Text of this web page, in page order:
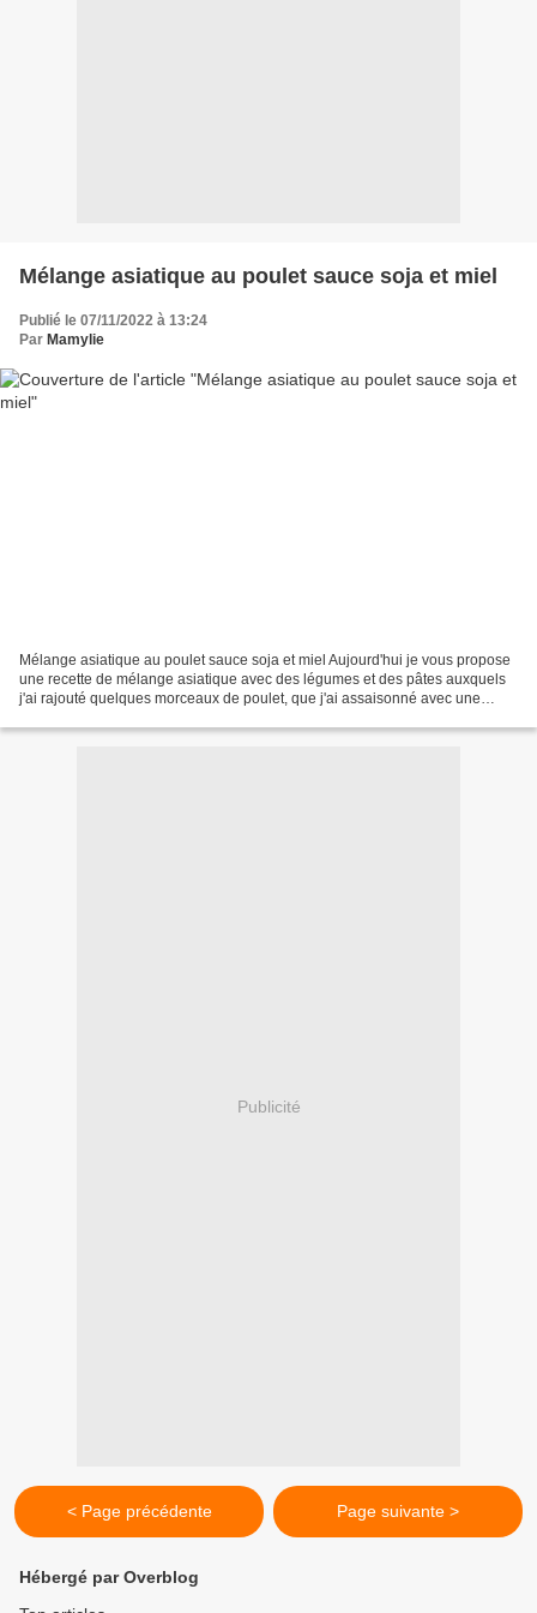
Mélange asiatique au poulet sauce soja et miel
Publié le 07/11/2022 à 13:24
Par Mamylie
Mélange asiatique au poulet sauce soja et miel Aujourd'hui je vous propose
une recette de mélange asiatique avec des légumes et des pâtes auxquels
j'ai rajouté quelques morceaux de poulet, que j'ai assaisonné avec une
Publicité
< Page précédente Page suivante >
Hébergé par Overblog